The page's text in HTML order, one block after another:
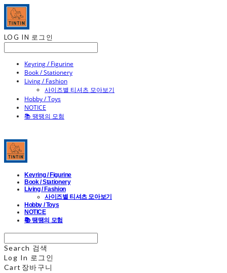
LOG IN 로그인
Keyring / Figurine
Book / Stationery
Living / Fashion
사이즈별 티셔츠 모아보기
Hobby / Toys
NOTICE
📚 땡땡의 모험
Keyring / Figurine
Book / Stationery
Living / Fashion
사이즈별 티셔츠 모아보기
Hobby / Toys
NOTICE
📚 땡땡의 모험
Search 검색
Log In 로그인
Cart 장바구니